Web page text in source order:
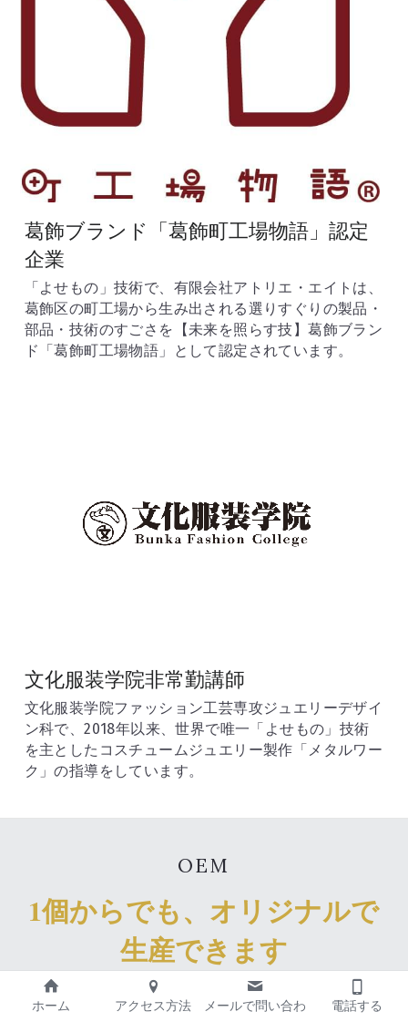
葛飾ブランド「葛飾町工場物語」認定
企業
「よせもの」技術で、有限会社アトリエ・エイトは、
葛飾区の町工場から生み出される選りすぐりの製品・
部品・技術のすごさを【未来を照らす技】葛飾ブラン
ド「葛飾町工場物語」として認定されています。
文化服装学院非常勤講師
文化服装学院ファッション工芸専攻ジュエリーデザイ
ン科で、2018年以来、世界で唯一「よせもの」技術
を主としたコスチュームジュエリー製作「メタルワー
ク」の指導をしています。
OEM
1個からでも、オリジナルで
生産できます
製作させていただいている
ホーム アクセス方法
メールで問い合わ
電話する